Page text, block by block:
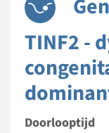
Gen
TINF2 -
Doorlooptijd